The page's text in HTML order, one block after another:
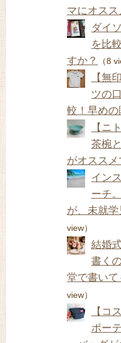
マにオス
ダイ
を比
すか？
（8
【無
ツの
較！早めの
【ニ
茶椀
がオススメ
イン
ーチ
が、未就
view）
結婚
書く
堂で書いて
view）
【コ
ポー